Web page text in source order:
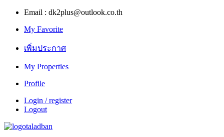
Email : dk2plus@outlook.co.th
My Favorite
เพิ่มประกาศ
My Properties
Profile
Login / register
Logout